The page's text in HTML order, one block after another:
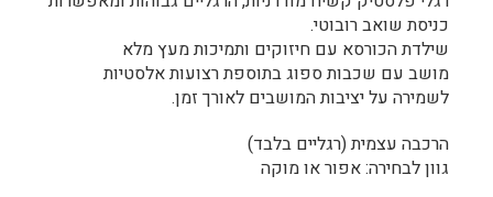
כניסת שואב רובוטי.
שילדת הכורסא עם חיזוקים ותמיכות מעץ מלא
מושב עם שכבות ספוג בתוספת רצועות אלסטיות
לשמירה על יציבות המושבים לאורך זמן.
הרכבה עצמית (רגליים בלבד)
גוון לבחירה: אפור או מוקה